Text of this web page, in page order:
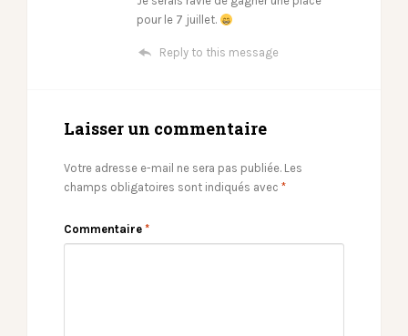
pour le 7 juillet.
Reply to this message
Laisser un commentaire
Votre adresse e-mail ne sera pas publiée. Les
champs obligatoires sont indiqués avec *
Commentaire *